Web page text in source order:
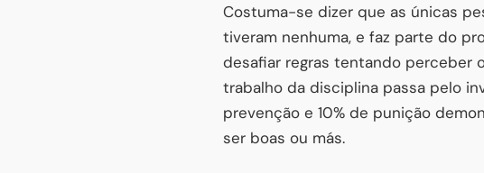
Costuma-se dizer que as únicas
tiveram nenhuma, e faz parte do
desafiar regras tentando perceber
trabalho da disciplina passa pelo
prevenção e 10% de punição
ser boas ou más.